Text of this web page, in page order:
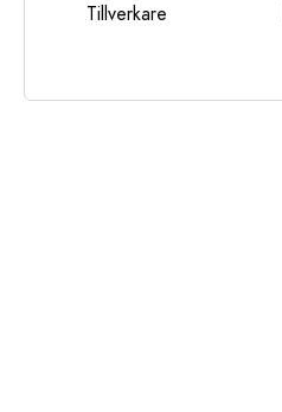
Tillverkare